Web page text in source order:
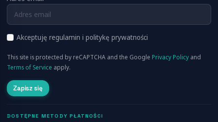
RSS
FAQ
Aplikacja Mobilna
Akceptuję regulamin i politykę prywatności
This site is protected by reCAPTCHA and the Google Privacy Policy and
Terms of Service apply.
Zapisz się
DOSTĘPNE METODY PŁATNOŚCI